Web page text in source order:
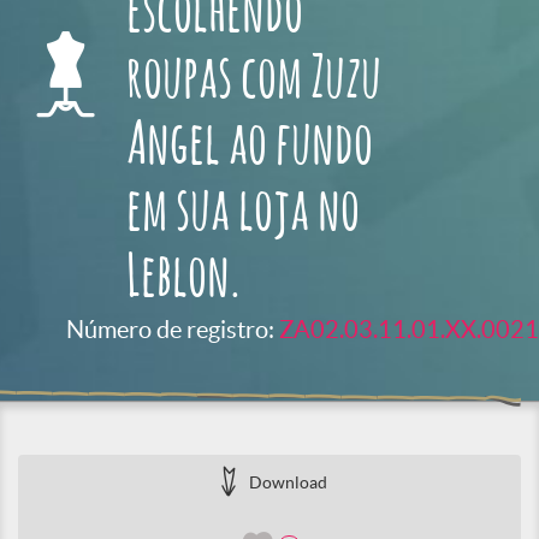
escolhendo
roupas com Zuzu
Angel ao fundo
em sua loja no
Leblon.
Número de registro: ZA02.03.11.01.XX.0021
Download